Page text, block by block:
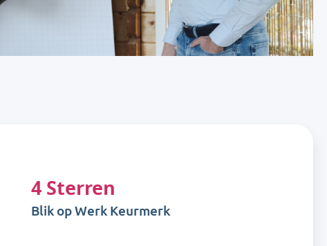
4 Sterren
Blik op Werk Keurmerk